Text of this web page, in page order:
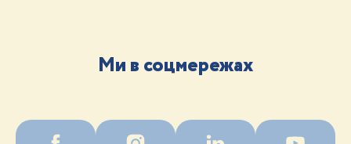
Ми в соцмережах